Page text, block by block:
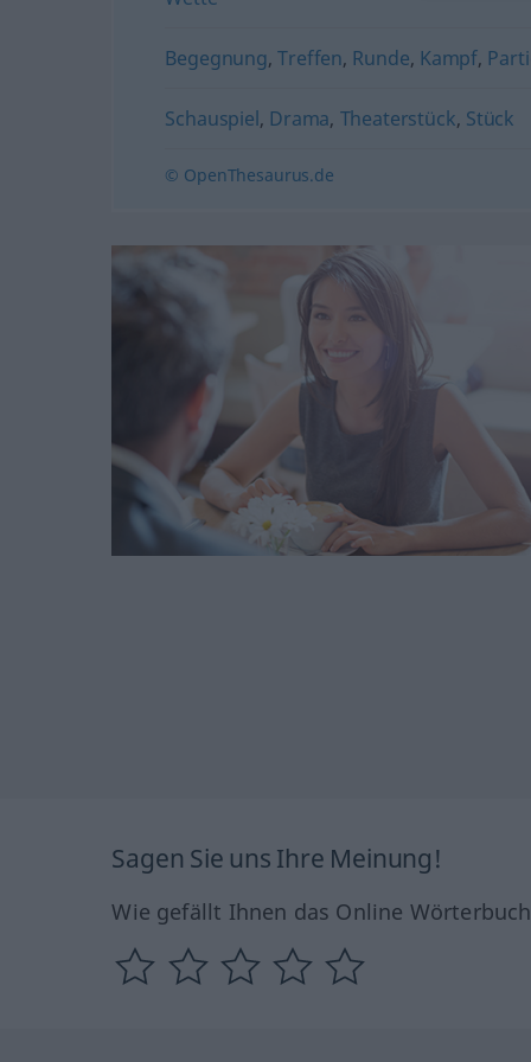
Begegnung,Treffen, Runde, Kampf,
Schauspiel, Drama, Theaterstück, Stück
© OpenThesaurus.de
Sagen Sie uns Ihre Meinung!
Wie gefällt Ihnen das Online